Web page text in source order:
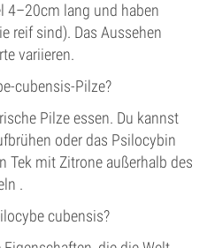
4–20cm lang und haben
reif sind). Das Aussehen
variieren.
cubensis-Pilze?
Pilze essen. Du kannst
oder das Psilocybin
Tek mit Zitrone außerhalb des
.
cubensis?